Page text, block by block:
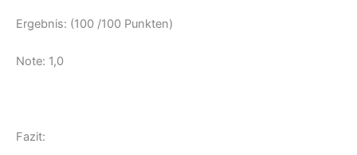
Ergebnis: (100 /100 Punkten)
Note: 1,0
Fazit: